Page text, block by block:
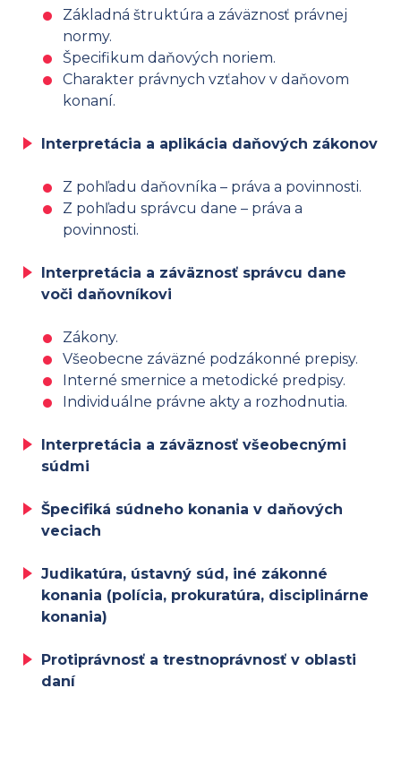
Základná štruktúra a záväznosť právnej
normy.
Špecifikum daňových noriem.
Charakter právnych vzťahov v daňovom
konaní.
Interpretácia a aplikácia daňových zákonov
Z pohľadu daňovníka – práva a povinnosti.
Z pohľadu správcu dane – práva a
povinnosti.
Interpretácia a záväznosť správcu dane
voči daňovníkovi
Zákony.
Všeobecne záväzné podzákonné prepisy.
Interné smernice a metodické predpisy.
Individuálne právne akty a rozhodnutia.
Interpretácia a záväznosť všeobecnými
súdmi
Špecifiká súdneho konania v daňových
veciach
Judikatúra, ústavný súd, iné zákonné
konania (polícia, prokuratúra, disciplinárne
konania)
Protiprávnosť a trestnoprávnosť v oblasti
daní